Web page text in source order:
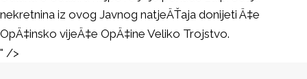
nekretnina iz ovog Javnog natjeÄŤaja donijeti Ä‡e
OpÄ‡insko vijeÄ‡e OpÄ‡ine Veliko Trojstvo.
" />